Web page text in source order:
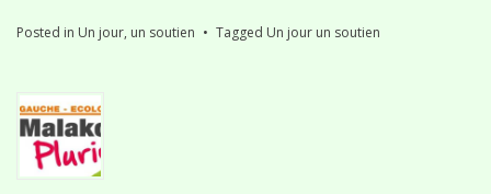
Posted in Un jour, un soutien Tagged Un jour un soutien